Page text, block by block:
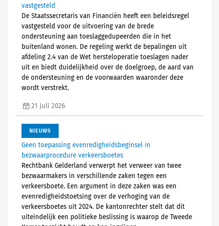
vastgesteld
De Staatssecretaris van Financiën heeft een beleidsregel
vastgesteld voor de uitvoering van de brede
ondersteuning aan toeslaggedupeerden die in het
buitenland wonen. De regeling werkt de bepalingen uit
afdeling 2.4 van de Wet hersteloperatie toeslagen nader
uit en biedt duidelijkheid over de doelgroep, de aard van
de ondersteuning en de voorwaarden waaronder deze
wordt verstrekt.
21 juli 2026
NIEUWS
Geen toepassing evenredigheidsbeginsel in
bezwaarprocedure verkeersboetes
Rechtbank Gelderland verwerpt het verweer van twee
bezwaarmakers in verschillende zaken tegen een
verkeersboete. Een argument in deze zaken was een
evenredigheidstoetsing over de verhoging van de
verkeersboetes uit 2024. De kantonrechter stelt dat dit
uiteindelijk een politieke beslissing is waarop de Tweede